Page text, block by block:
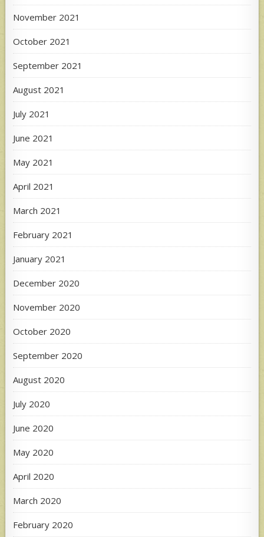
November 2021
October 2021
September 2021
August 2021
July 2021
June 2021
May 2021
April 2021
March 2021
February 2021
January 2021
December 2020
November 2020
October 2020
September 2020
August 2020
July 2020
June 2020
May 2020
April 2020
March 2020
February 2020